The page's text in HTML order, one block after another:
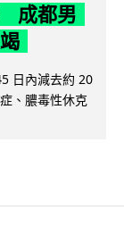
成都男
日內減去約 20
、膿毒性休克